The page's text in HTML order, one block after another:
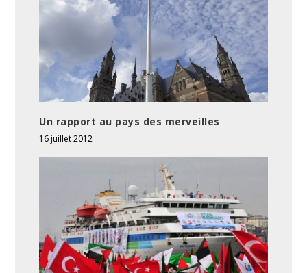
Un rapport au pays des merveilles
16 juillet 2012